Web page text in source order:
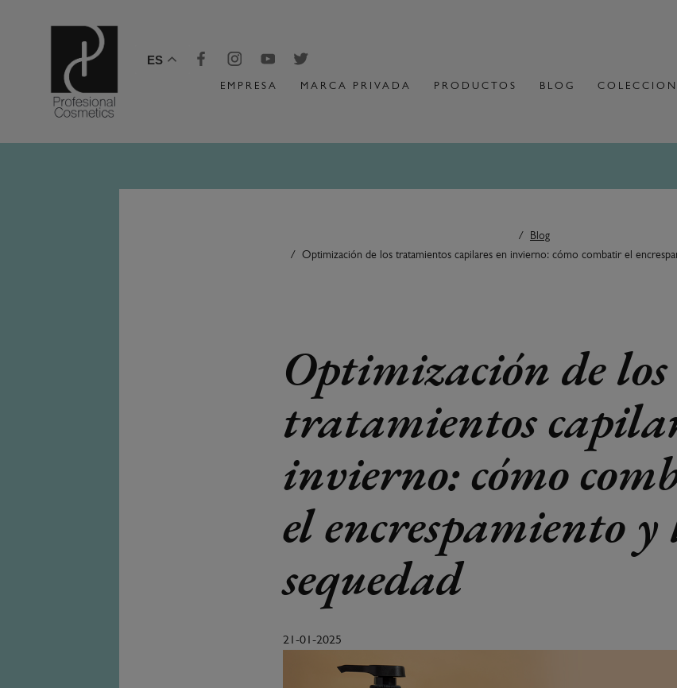
ES
EMPRESA MARCA PRIVADA PRODUCTOS BLOG
Blog
Optimización de los tratamientos capilares en invierno: cómo combatir el
Optimización de los
tratamientos
invierno: cómo
el encrespamiento y
sequedad
21-01-2025